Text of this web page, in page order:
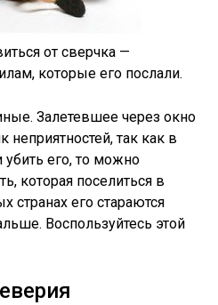
от сверчка —
которые его послали.
Залетевшее через окно
так как в
его, то можно
которая поселиться в
странах его стараются
Воспользуйтесь этой